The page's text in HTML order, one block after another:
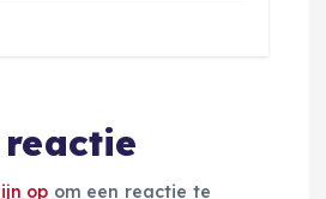
reactie
op om een reactie te